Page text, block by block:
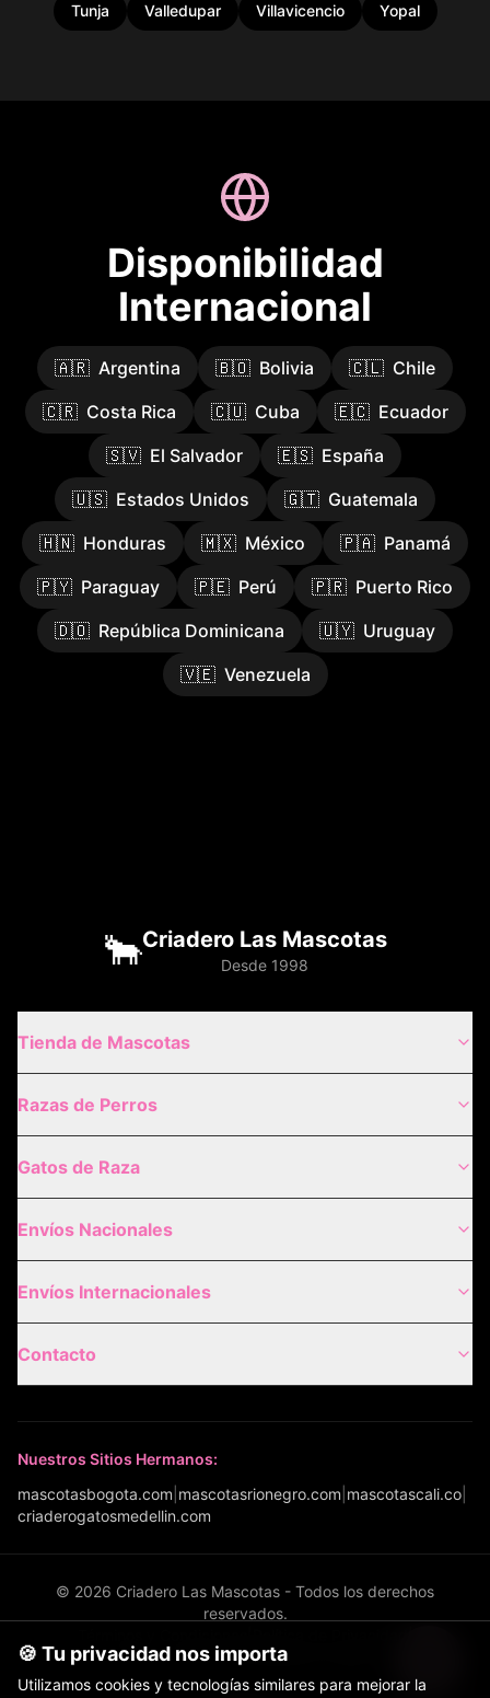
Tunja Valledupar Villavicencio Yopal
Disponibilidad
Internacional
🇦🇷 Argentina 🇧🇴 Bolivia 🇨🇱 Chile
🇨🇷 Costa Rica 🇨🇺 Cuba 🇪🇨 Ecuador
🇸🇻 El Salvador 🇪🇸 España
🇺🇸 Estados Unidos 🇬🇹 Guatemala
🇭🇳 Honduras 🇲🇽 México 🇵🇦 Panamá
🇵🇾 Paraguay 🇵🇪 Perú 🇵🇷 Puerto Rico
🇩🇴 República Dominicana 🇺🇾 Uruguay
🇻🇪 Venezuela
🐂Criadero Las Mascotas
Desde 1998
Tienda de Mascotas
Razas de Perros
Gatos de Raza
Envíos Nacionales
Envíos Internacionales
Contacto
Nuestros Sitios Hermanos:
mascotasbogota.com mascotasrionegro.com mascotascali.co
criaderogatosmedellin.com
© 2026 Criadero Las Mascotas - Todos los derechos
reservados.
Política de Envíos|Configurar cookies
🍪 Tu privacidad nos importa
Utilizamos cookies y tecnologías similares para mejorar la